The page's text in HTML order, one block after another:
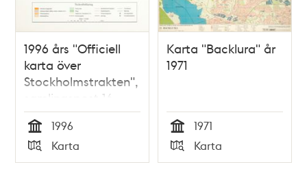
1996 års "Officiell
karta över
Stockholmstrakten",
samlingspost 16
blad
Tid
1996
Typ
Karta
Karta "Backlura" år
1971
Tid
1971
Typ
Karta